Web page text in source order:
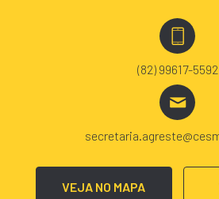
(82) 99617-5592
VEJA NO MAPA